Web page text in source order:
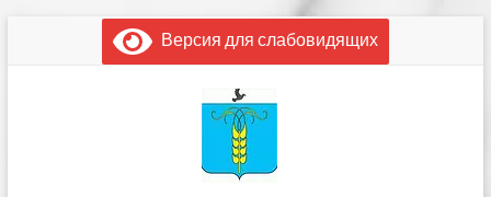
содержимому
Версия для слабовидящих